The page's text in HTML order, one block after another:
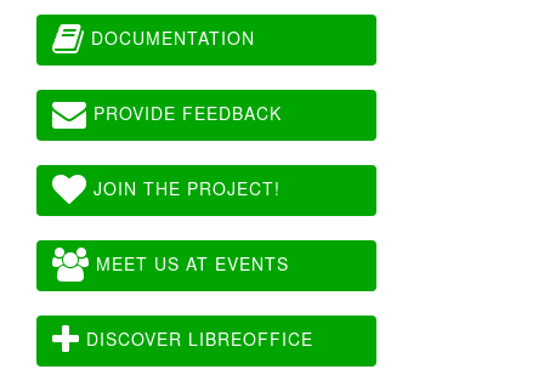
DOCUMENTATION
PROVIDE FEEDBACK
JOIN THE PROJECT!
MEET US AT EVENTS
DISCOVER LIBREOFFICE